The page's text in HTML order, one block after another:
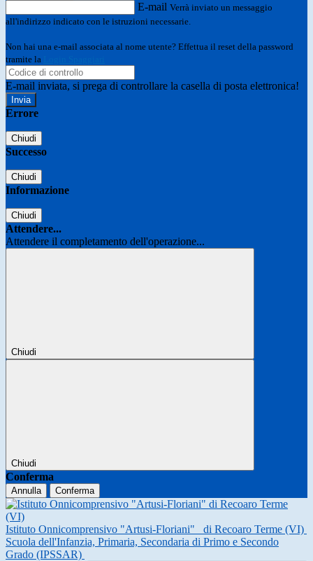
E-mail Verrà inviato un messaggio
all'indirizzo indicato con le istruzioni necessarie.
Non hai una e-mail associata al nome utente? Effettua il reset della password
tramite la
E-mail inviata, si prega di controllare la casella di posta elettronica!
Errore
Chiudi
Successo
Chiudi
Informazione
Chiudi
Attendere...
Attendere il completamento dell'operazione...
Chiudi
Chiudi
Conferma
Annulla Conferma
Istituto Onnicomprensivo "Artusi-Floriani"
di Recoaro Terme (VI)
Scuola dell'Infanzia, Primaria, Secondaria di Primo e Secondo
Grado (IPSSAR)